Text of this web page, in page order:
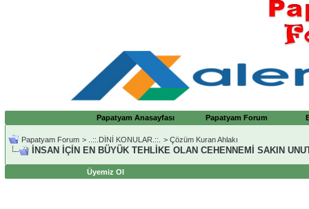
Papatyam Anasayfası Papatyam Forum
Papatyam Forum > ..::.DİNİ KONULAR.::. > Çözüm Kuran Ahlakı
İNSAN İÇİN EN BÜYÜK TEHLİKE OLAN CEHENNEMİ SAKIN
Üyemiz Ol